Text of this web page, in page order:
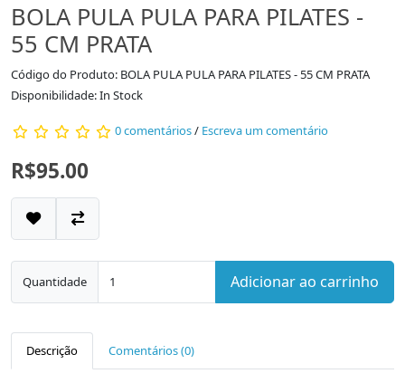
BOLA PULA PULA PARA PILATES -
55 CM PRATA
Código do Produto: BOLA PULA PULA PARA PILATES - 55 CM PRATA
Disponibilidade: In Stock
0 comentários/ Escreva um comentário
R$95.00
Quantidade Adicionar ao carrinho
Descrição Comentários (0)